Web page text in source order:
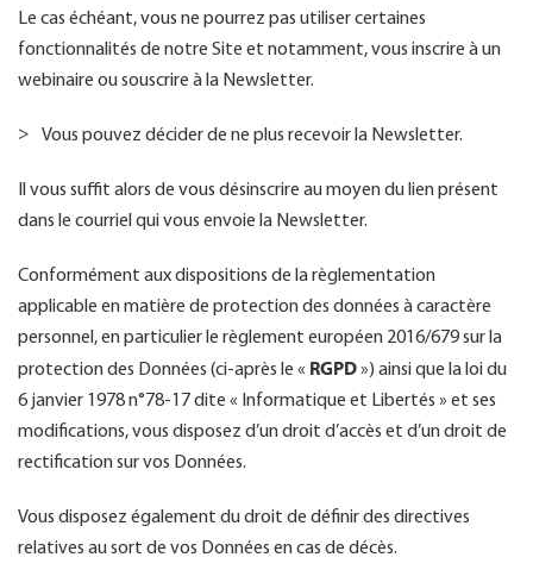
Le cas échéant, vous ne pourrez pas utiliser certaines
fonctionnalités de notre Site et notamment, vous inscrire à un
webinaire ou souscrire à la Newsletter.
Vous pouvez décider de ne plus recevoir la Newsletter.
Il vous suffit alors de vous désinscrire au moyen du lien présent
dans le courriel qui vous envoie la Newsletter.
Conformément aux dispositions de la règlementation
applicable en matière de protection des données à caractère
personnel, en particulier le règlement européen 2016/679 sur la
protection des Données (ci-après le « RGPD») ainsi que la loi du
6 janvier 1978 n°78-17 dite « Informatique et Libertés » et ses
modifications, vous disposez d’un droit d’accès et d’un droit de
rectification sur vos Données.
Vous disposez également du droit de définir des directives
relatives au sort de vos Données en cas de décès.